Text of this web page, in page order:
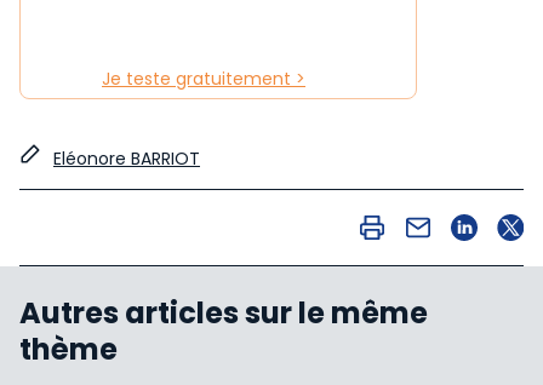
Je teste gratuitement >
Eléonore BARRIOT
Autres articles sur le même
thème